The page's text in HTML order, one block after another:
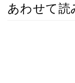
あわせて読